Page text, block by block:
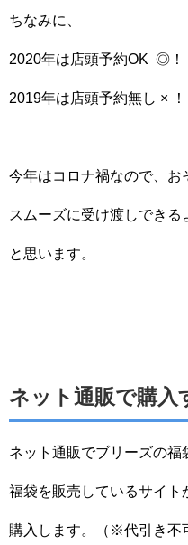
ちなみに、
2020年は店頭予約OK ◎！
2019年は店頭予約無し × ！
今年はコロナ禍なので、お
スムーズに受け渡しできる
と思います。
ネット通販で購入
ネット通販でブリーズの福
福袋を販売しているサイト
購入します。（※代引き不